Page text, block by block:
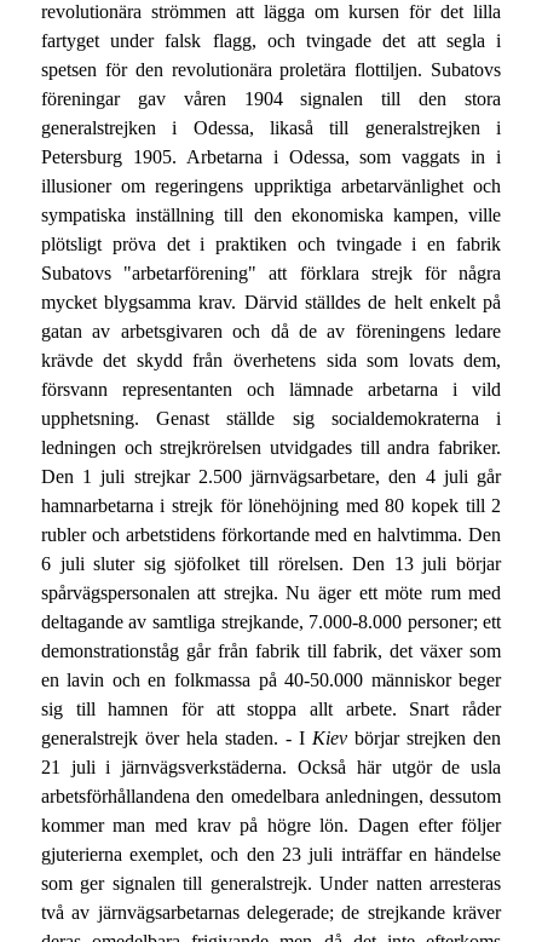
revolutionära strömmen att lägga om kursen för det lilla
fartyget under falsk flagg, och tvingade det att segla i
spetsen för den revolutionära proletära flottiljen. Subatovs
föreningar gav våren 1904 signalen till den stora
generalstrejken i Odessa, likaså till generalstrejken i
Petersburg 1905. Arbetarna i Odessa, som vaggats in i
illusioner om regeringens uppriktiga arbetarvänlighet och
sympatiska inställning till den ekonomiska kampen, ville
plötsligt pröva det i praktiken och tvingade i en fabrik
Subatovs "arbetarförening" att förklara strejk för några
mycket blygsamma krav. Därvid ställdes de helt enkelt på
gatan av arbetsgivaren och då de av föreningens ledare
krävde det skydd från överhetens sida som lovats dem,
försvann representanten och lämnade arbetarna i vild
upphetsning. Genast ställde sig socialdemokraterna i
ledningen och strejkrörelsen utvidgades till andra fabriker.
Den 1 juli strejkar 2.500 järnvägsarbetare, den 4 juli går
hamnarbetarna i strejk för lönehöjning med 80 kopek till 2
rubler och arbetstidens förkortande med en halvtimma. Den
6 juli sluter sig sjöfolket till rörelsen. Den 13 juli börjar
spårvägspersonalen att strejka. Nu äger ett möte rum med
deltagande av samtliga strejkande, 7.000-8.000 personer; ett
demonstrationståg går från fabrik till fabrik, det växer som
en lavin och en folkmassa på 40-50.000 människor beger
sig till hamnen för att stoppa allt arbete. Snart råder
generalstrejk över hela staden. - I Kiev börjar strejken den
21 juli i järnvägsverkstäderna. Också här utgör de usla
arbetsförhållandena den omedelbara anledningen, dessutom
kommer man med krav på högre lön. Dagen efter följer
gjuterierna exemplet, och den 23 juli inträffar en händelse
som ger signalen till generalstrejk. Under natten arresteras
två av järnvägsarbetarnas delegerade; de strejkande kräver